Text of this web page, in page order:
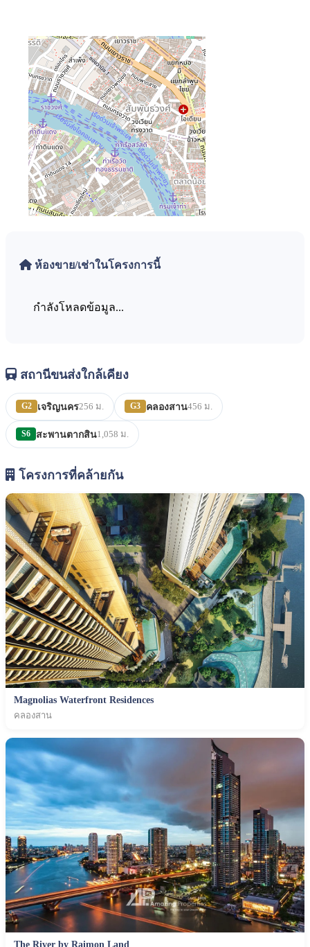
ห้องขาย/เช่าในโครงการนี้
กำลังโหลดข้อมูล...
สถานีขนส่งใกล้เคียง
G2 เจริญนคร256 ม. G3 คลองสาน456 ม.
S6 สะพานตากสิน1,058 ม.
โครงการที่คล้ายกัน
Magnolias Waterfront Residences
คลองสาน
The River by Raimon Land